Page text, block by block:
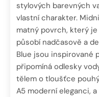
stylových barevných
vlastní charakter.
matný povrch, který
působí nadčasově a
Blue jsou inspirované
připomíná odlesky
tělem o tloušťce
A5 moderní eleganci,